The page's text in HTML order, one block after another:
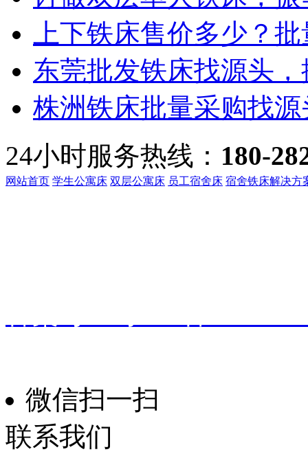
上下铁床售价多少？
东莞批发铁床找源头
株洲铁床批量采购找
24小时服务热线： 180-
网站首页 学生公寓床 双层公寓床 员工宿舍床 宿舍铁床解决方
微信扫一扫
联系我们